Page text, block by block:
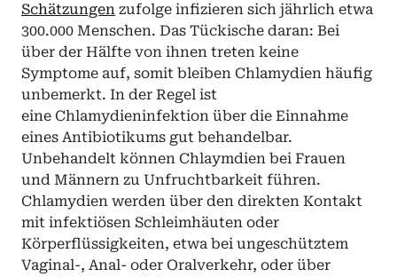
Schätzungen zufolge infizieren sich jährlich etwa
300.000 Menschen. Das Tückische daran: Bei
über der Hälfte von ihnen treten keine
Symptome auf, somit bleiben Chlamydien häufig
unbemerkt. In der Regel ist
eine Chlamydieninfektion über die Einnahme
eines Antibiotikums gut behandelbar.
Unbehandelt können Chlaymdien bei Frauen
und Männern zu Unfruchtbarkeit führen.
Chlamydien werden über den direkten Kontakt
mit infektiösen Schleimhäuten oder
Körperflüssigkeiten, etwa bei ungeschütztem
Vaginal-, Anal- oder Oralverkehr, oder über